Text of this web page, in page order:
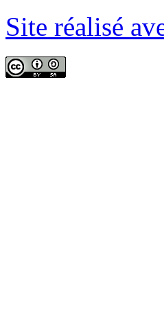
Site réalisé